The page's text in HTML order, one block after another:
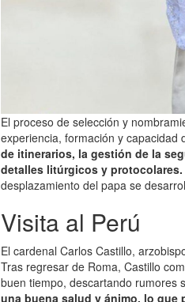
El proceso de selección y
experiencia, formación y capacidad
de itinerarios, la gestión de la
detalles litúrgicos y protocolares.
desplazamiento del papa se
Visita al Perú
El cardenal Carlos Castillo,
Tras regresar de Roma, Castillo
buen tiempo, descartando rumores
una buena salud y ánimo, lo